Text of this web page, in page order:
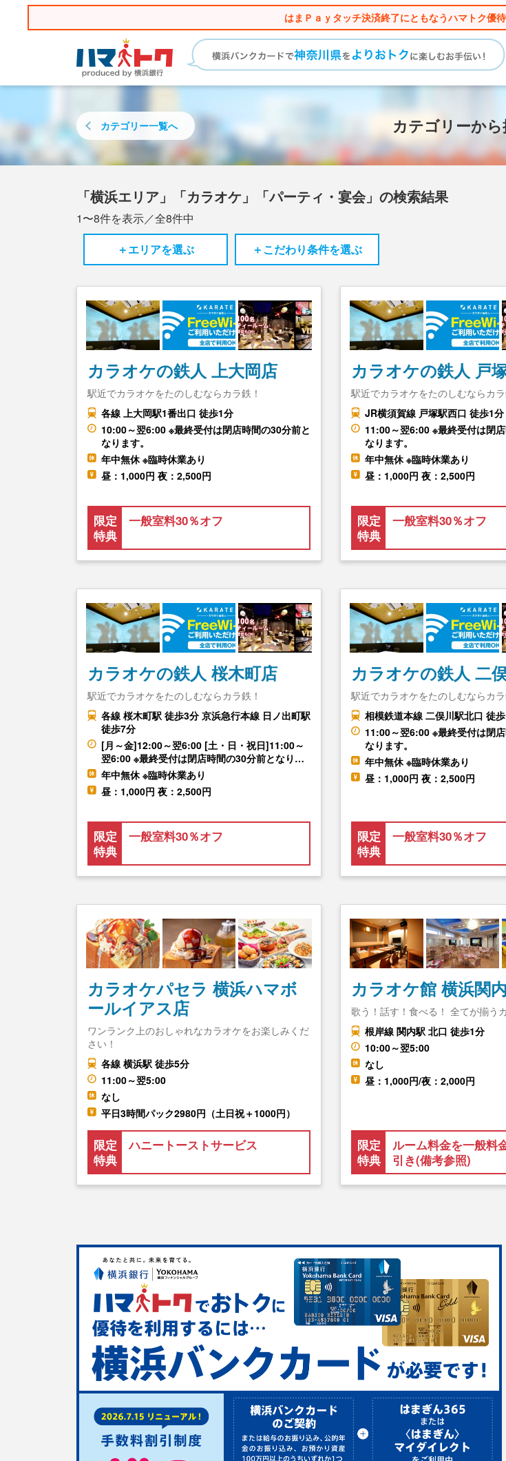
はまＰａｙタッチ決済終了にともなうハマトク優
カテゴリーか
カテゴリー一覧へ
「横浜エリア」「カラオケ」「パーティ・宴会」の検索結果
1〜8件を表示／全8件中
＋エリアを選ぶ
＋こだわり条件を選ぶ
カラオケの鉄人 上大岡店
駅近でカラオケをたのしむならカラ鉄！
各線 上大岡駅1番出口 徒歩1分
10:00～翌6:00 ※最終受付は閉店時間の30分前と
なります。
年中無休 ※臨時休業あり
昼：1,000円 夜：2,500円
限定
特典
一般室料30％オフ
カラオケの鉄人 戸
駅近でカラオケをたのしむならカラ
JR横須賀線 戸塚駅西口 徒歩1分
11:00～翌6:00 ※最終受付は閉
なります。
年中無休 ※臨時休業あり
昼：1,000円 夜：2,500円
限定
特典
一般室料30％オフ
カラオケの鉄人 桜木町店
駅近でカラオケをたのしむならカラ鉄！
各線 桜木町駅 徒歩3分 京浜急行本線 日ノ出町駅
徒歩7分
[月～金]12:00～翌6:00 [土・日・祝日]11:00～
翌6:00 ※最終受付は閉店時間の30分前となり…
年中無休 ※臨時休業あり
昼：1,000円 夜：2,500円
限定
特典
一般室料30％オフ
カラオケの鉄人 二
駅近でカラオケをたのしむならカラ
相模鉄道本線 二俣川駅北口 徒
11:00～翌6:00 ※最終受付は閉
なります。
年中無休 ※臨時休業あり
昼：1,000円 夜：2,500円
限定
特典
一般室料30％オフ
カラオケパセラ 横浜ハマボ
ールイアス店
ワンランク上のおしゃれなカラオケをお楽しみくだ
さい！
各線 横浜駅 徒歩5分
11:00～翌5:00
なし
平日3時間パック2980円（土日祝＋1000円）
限定
特典
ハニートーストサービス
カラオケ館 横浜関
歌う！話す！食べる！ 全てが揃う
根岸線 関内駅 北口 徒歩1分
10:00～翌5:00
なし
昼：1,000円/夜：2,000円
限定
特典
ルーム料金を一般料
引き(備考参照)